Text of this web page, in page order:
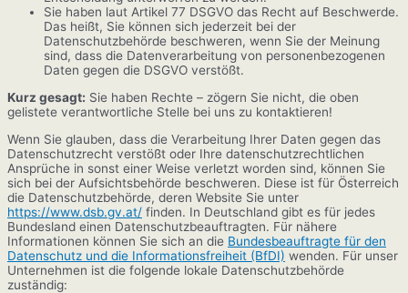
Sie haben laut Artikel 77 DSGVO das Recht auf Beschwerde.
Das heißt, Sie können sich jederzeit bei der
Datenschutzbehörde beschweren, wenn Sie der Meinung
sind, dass die Datenverarbeitung von personenbezogenen
Daten gegen die DSGVO verstößt.
Kurz gesagt: Sie haben Rechte – zögern Sie nicht, die oben
gelistete verantwortliche Stelle bei uns zu kontaktieren!
Wenn Sie glauben, dass die Verarbeitung Ihrer Daten gegen das
Datenschutzrecht verstößt oder Ihre datenschutzrechtlichen
Ansprüche in sonst einer Weise verletzt worden sind, können Sie
sich bei der Aufsichtsbehörde beschweren. Diese ist für Österreich
die Datenschutzbehörde, deren Website Sie unter
https://www.dsb.gv.at/ finden. In Deutschland gibt es für jedes
Bundesland einen Datenschutzbeauftragten. Für nähere
Informationen können Sie sich an die Bundesbeauftragte für den
Datenschutz und die Informationsfreiheit (BfDI) wenden. Für unser
Unternehmen ist die folgende lokale Datenschutzbehörde
zuständig: